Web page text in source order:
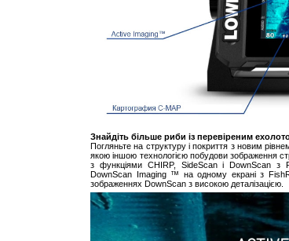
Знайдіть більше риби із перевіреним
Погляньте на структуру і покриття з новим
якою іншою технологією побудови зображення
з функціями CHIRP, SideScan і DownScan
DownScan Imaging ™ на одному екрані з
зображеннях DownScan з високою деталізацією.